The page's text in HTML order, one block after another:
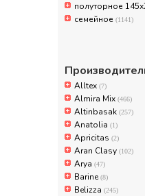
полуторное
семейное (1141)
Alltex (7)
Almira Mix (466)
Altinbasak (257)
Anatolia (1)
Apricitas (2)
Aran Clasy (102)
Arya (47)
Barine(8)
Belizza (245)